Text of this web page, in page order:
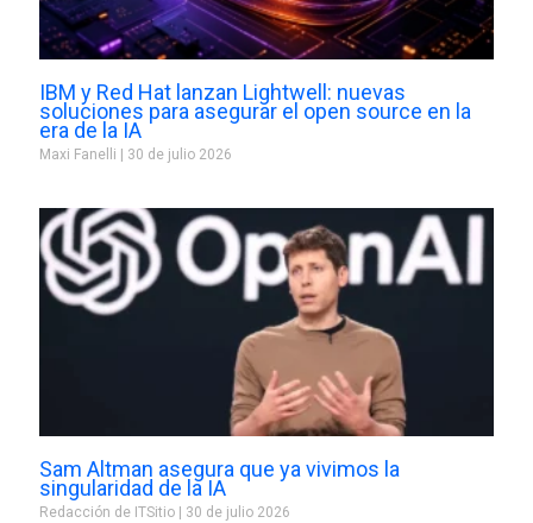
IBM y Red Hat lanzan Lightwell: nuevas
soluciones para asegurar el open source en la
era de la IA
Maxi Fanelli 30 de julio 2026
Sam Altman asegura que ya vivimos la
singularidad de la IA
Redacción de ITSitio 30 de julio 2026